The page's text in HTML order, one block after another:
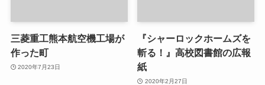
三菱重工熊本航空機工場が
作った町
2020年7月23日
『シャーロックホームズを
斬る！』高校図書館の広報
紙
2020年2月27日